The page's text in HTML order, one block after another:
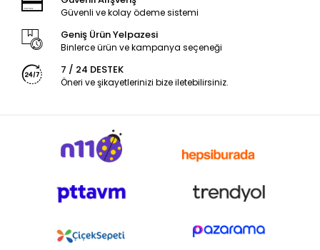
Güvenli ve kolay ödeme sistemi
Geniş Ürün Yelpazesi
Binlerce ürün ve kampanya seçeneği
7 / 24 DESTEK
Öneri ve şikayetlerinizi bize iletebilirsiniz.